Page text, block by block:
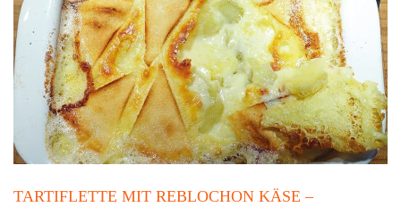
TARTIFLETTE MIT REBLOCHON KÄSE –